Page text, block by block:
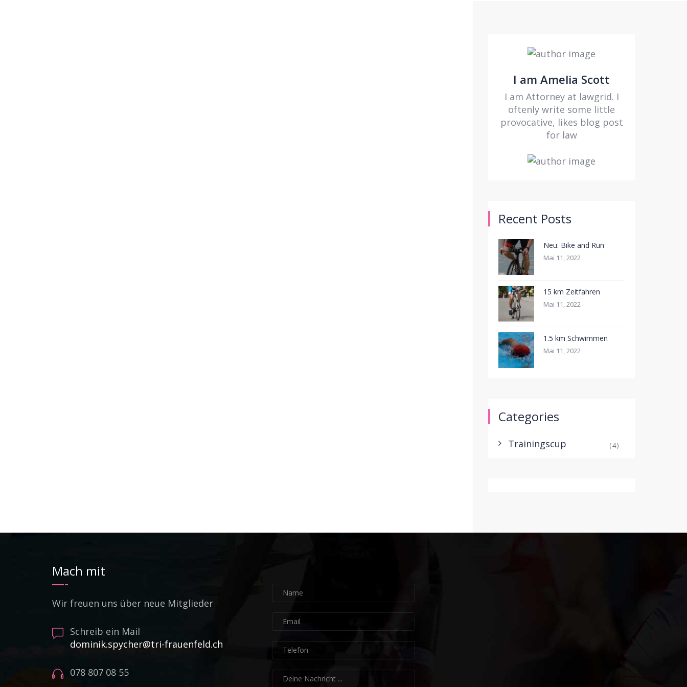
I am Amelia Scott
I am Attorney at lawgrid. I
oftenly write some little
provocative, likes blog post
for law
Recent Posts
Neu: Bike and Run
Mai 11, 2022
15 km Zeitfahren
Mai 11, 2022
1.5 km Schwimmen
Mai 11, 2022
Categories
Trainingscup (4)
Mach mit
Wir freuen uns über neue Mitglieder
Schreib ein Mail
dominik.spycher@tri-frauenfeld.ch
078 807 08 55